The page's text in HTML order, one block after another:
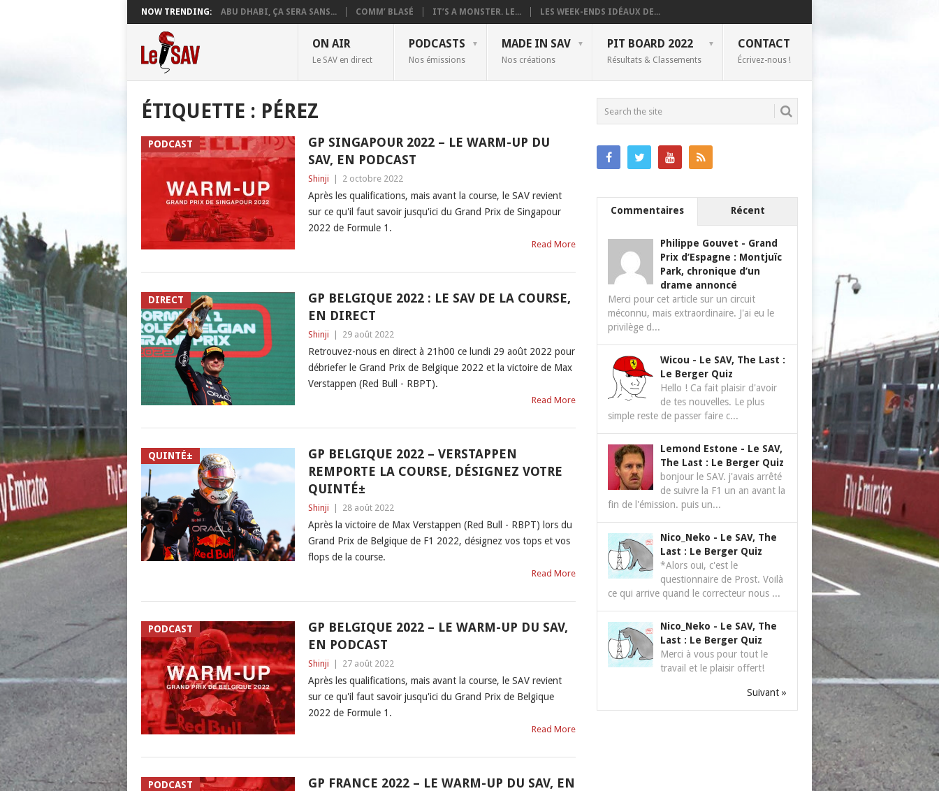
NOW TRENDING: ABU DHABI, ÇA SERA SANS... COMM’ BLASÉ IT’S A MONSTER. LE... LES WEEK-ENDS IDÉAUX DE...
ON AIR
Le SAV en direct
PODCASTS
Nos émissions
MADE IN SAV
Nos créations
PIT BOARD 2022
Résultats & Classements
CONTACT
Écrivez-nous !
ÉTIQUETTE : PÉREZ
PODCAST
GP SINGAPOUR 2022 – LE WARM-UP DU
SAV, EN PODCAST
Shinji 2 octobre 2022
Après les qualifications, mais avant la course, le SAV revient
sur ce qu'il faut savoir jusqu'ici du Grand Prix de Singapour
2022 de Formule 1.
Read More
DIRECT
GP BELGIQUE 2022 : LE SAV DE LA COURSE,
EN DIRECT
Shinji 29 août 2022
Retrouvez-nous en direct à 21h00 ce lundi 29 août 2022 pour
débriefer le Grand Prix de Belgique 2022 et la victoire de Max
Verstappen (Red Bull - RBPT).
Read More
QUINTÉ±
GP BELGIQUE 2022 – VERSTAPPEN
REMPORTE LA COURSE, DÉSIGNEZ VOTRE
QUINTÉ±
Shinji 28 août 2022
Après la victoire de Max Verstappen (Red Bull - RBPT) lors du
Grand Prix de Belgique de F1 2022, désignez vos tops et vos
flops de la course.
Read More
PODCAST
GP BELGIQUE 2022 – LE WARM-UP DU SAV,
EN PODCAST
Shinji 27 août 2022
Après les qualifications, mais avant la course, le SAV revient
sur ce qu'il faut savoir jusqu'ici du Grand Prix de Belgique
2022 de Formule 1.
Read More
PODCAST
GP FRANCE 2022 – LE WARM-UP DU SAV, EN
Commentaires Récent
Philippe Gouvet - Grand
Prix d’Espagne : Montjuïc
Park, chronique d’un
drame annoncé
Merci pour cet article sur un circuit
méconnu, mais extraordinaire. J'ai eu le
privilège d...
Wicou - Le SAV, The Last :
Le Berger Quiz
Hello ! Ca fait plaisir d'avoir
de tes nouvelles. Le plus
simple reste de passer faire c...
Lemond Estone - Le SAV,
The Last : Le Berger Quiz
bonjour le SAV. j'avais arrêté
de suivre la F1 un an avant la
fin de l'émission. puis un...
Nico_Neko - Le SAV, The
Last : Le Berger Quiz
*Alors oui, c'est le
questionnaire de Prost. Voilà
ce qui arrive quand le correcteur nous ...
Nico_Neko - Le SAV, The
Last : Le Berger Quiz
Merci à vous pour tout le
travail et le plaisir offert!
Suivant »